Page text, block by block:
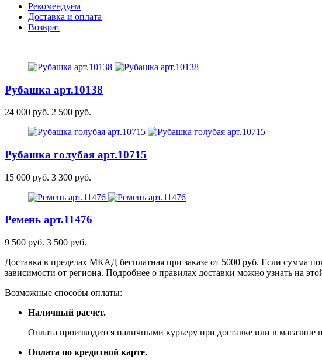
Рекомендуем
Доставка и оплата
Возврат
Рубашка арт.10138
24 000 руб. 2 500 руб.
Рубашка голубая арт.10715
15 000 руб. 3 300 руб.
Ремень арт.11476
9 500 руб. 3 500 руб.
Доставка в пределах МКАД бесплатная при заказе от 5000 руб. Если сумма
зависимости от региона. Подробнее о правилах доставки можно узнать на
Возможные способы оплаты:
Наличный расчет.
Оплата производится наличными курьеру при доставке или в
Оплата по кредитной карте.